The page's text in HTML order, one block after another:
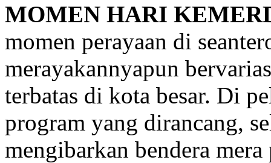
MOMEN HARI
momen perayaan di
merayakannyapun
terbatas di kota besar. Di
program yang dirancang,
mengibarkan bendera